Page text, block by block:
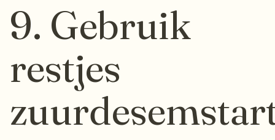
9. Gebruik
restjes